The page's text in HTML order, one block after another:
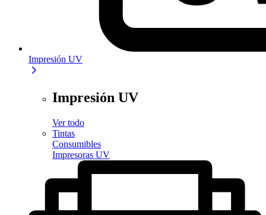
Impresión UV
Impresión UV
Ver todo
Tintas
Consumibles
Impresoras UV